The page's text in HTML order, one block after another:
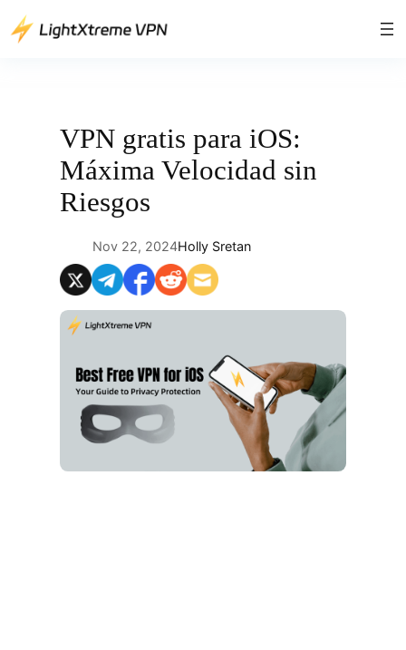
Saltar
VPN gratis para iOS:
Máxima Velocidad sin
Riesgos
Nov 22, 2024Holly Sretan